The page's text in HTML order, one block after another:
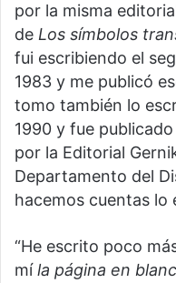
por la misma
de Los símbolos
fui escribiendo el
1983 y me publicó
tomo también lo
1990 y fue
por la Editorial
Departamento del
hacemos cuentas lo
“He escrito poco
míla página en